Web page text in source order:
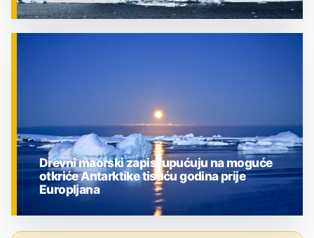
Drevni maorski zapisi upućuju na moguće
otkriće Antarktike tisuću godina prije
Europljana